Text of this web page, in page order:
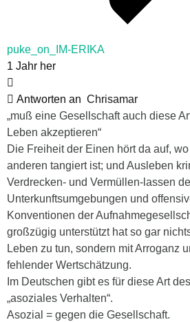
puke_on_IM-ERIKA
1 Jahr her
Antworten an Chrisamar
„muß eine Gesellschaft auch diese
Leben akzeptieren“
Die Freiheit der Einen hört da auf,
anderen tangiert ist; und Ausleben
Verdrecken- und Vermüllen-lassen
Unterkunftsumgebungen und
Konventionen der
großzügig unterstützt hat so gar
Leben zu tun, sondern mit Arroganz
fehlender Wertschätzung.
Im Deutschen gibt es für diese Art
„asoziales Verhalten“.
Asozial = gegen die Gesellschaft.